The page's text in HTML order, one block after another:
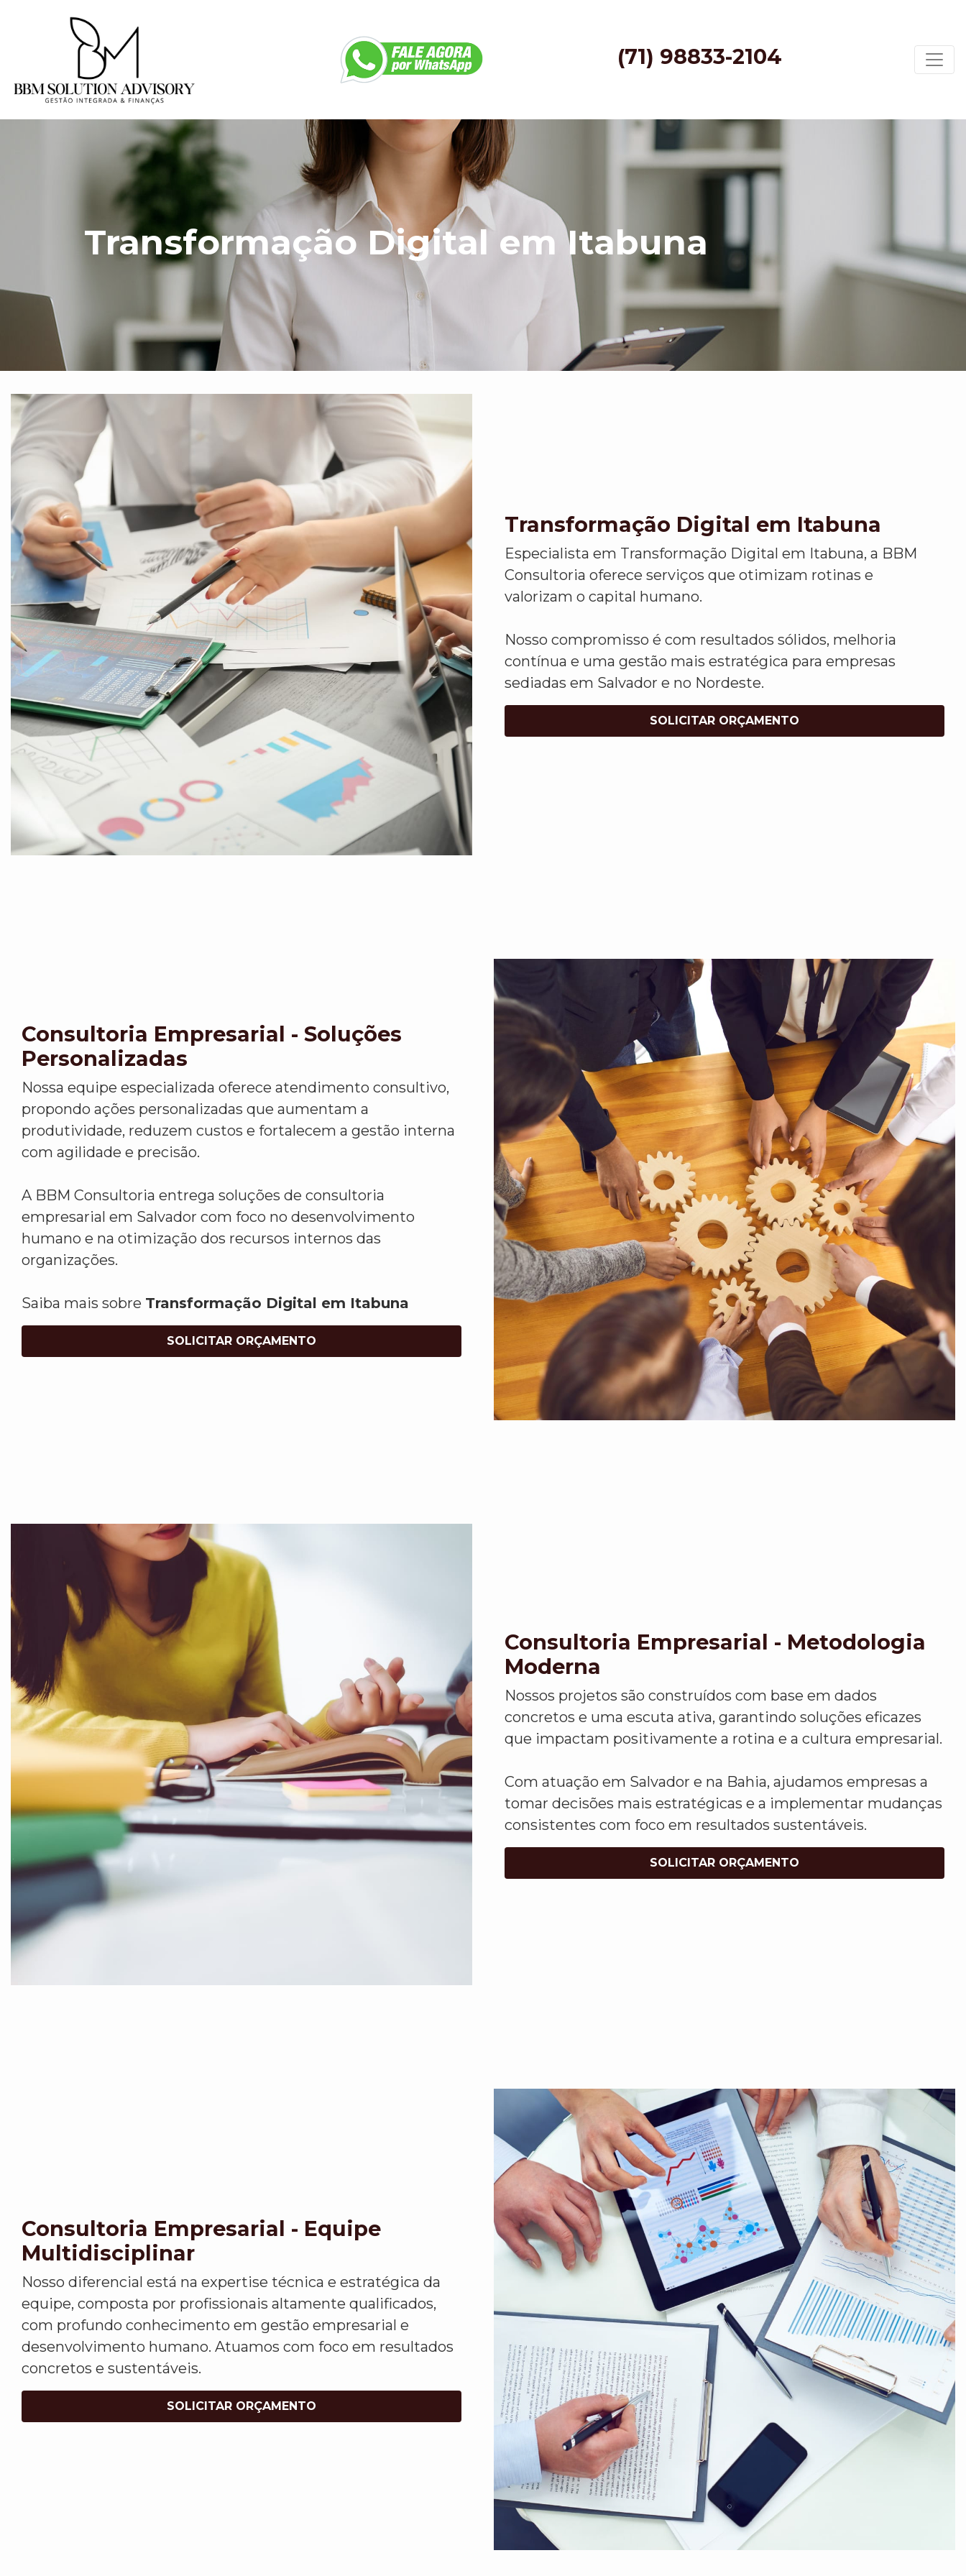
(71) 98833-2104
Transformação Digital em Itabuna
Transformação Digital em Itabuna
Especialista em Transformação Digital em Itabuna, a BBM
Consultoria oferece serviços que otimizam rotinas e
valorizam o capital humano.
Nosso compromisso é com resultados sólidos, melhoria
contínua e uma gestão mais estratégica para empresas
sediadas em Salvador e no Nordeste.
SOLICITAR ORÇAMENTO
Consultoria Empresarial - Soluções
Personalizadas
Nossa equipe especializada oferece atendimento consultivo,
propondo ações personalizadas que aumentam a
produtividade, reduzem custos e fortalecem a gestão interna
com agilidade e precisão.
A BBM Consultoria entrega soluções de consultoria
empresarial em Salvador com foco no desenvolvimento
humano e na otimização dos recursos internos das
organizações.
Saiba mais sobre Transformação Digital em Itabuna
SOLICITAR ORÇAMENTO
Consultoria Empresarial - Metodologia
Moderna
Nossos projetos são construídos com base em dados
concretos e uma escuta ativa, garantindo soluções eficazes
que impactam positivamente a rotina e a cultura empresarial.
Com atuação em Salvador e na Bahia, ajudamos empresas a
tomar decisões mais estratégicas e a implementar mudanças
consistentes com foco em resultados sustentáveis.
SOLICITAR ORÇAMENTO
Consultoria Empresarial - Equipe
Multidisciplinar
Nosso diferencial está na expertise técnica e estratégica da
equipe, composta por profissionais altamente qualificados,
com profundo conhecimento em gestão empresarial e
desenvolvimento humano. Atuamos com foco em resultados
concretos e sustentáveis.
SOLICITAR ORÇAMENTO